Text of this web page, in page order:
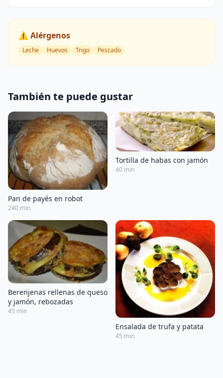
⚠️ Alérgenos
Leche Huevos Trigo Pescado
También te puede gustar
Pan de payés en robot
240 min
Tortilla de habas con jamón
40 min
Berenjenas rellenas de queso
y jamón, rebozadas
45 min
Ensalada de trufa y patata
45 min